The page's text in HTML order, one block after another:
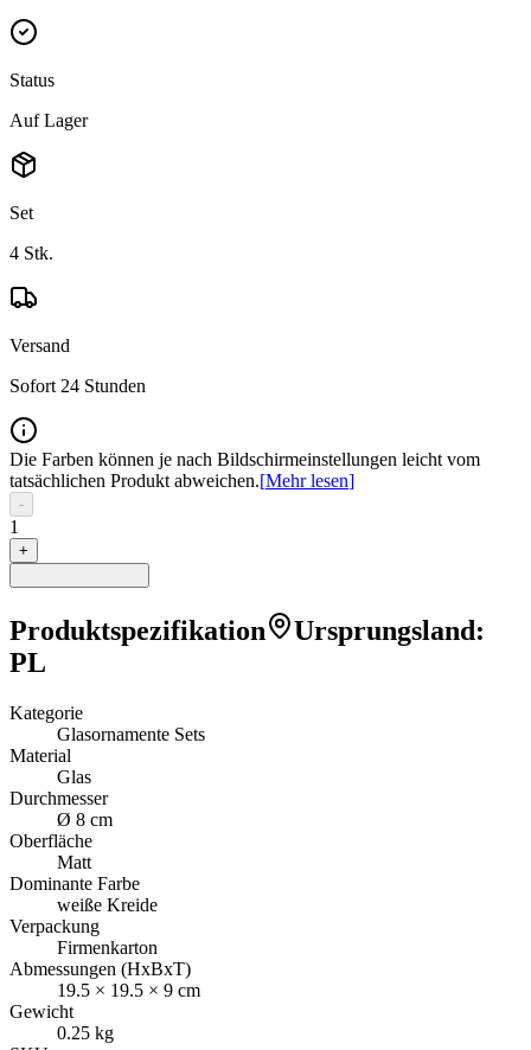
Status
Auf Lager
Set
4 Stk.
Versand
Sofort 24 Stunden
Die Farben können je nach Bildschirmeinstellungen leicht vom
tatsächlichen Produkt abweichen.[Mehr lesen]
-
1
+
Produktspezifikation Ursprungsland:
PL
Kategorie
Glasornamente Sets
Material
Glas
Durchmesser
Ø 8 cm
Oberfläche
Matt
Dominante Farbe
weiße Kreide
Verpackung
Firmenkarton
Abmessungen (HxBxT)
19.5 × 19.5 × 9 cm
Gewicht
0.25 kg